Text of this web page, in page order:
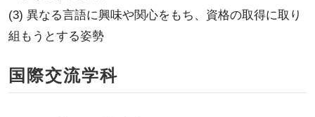
(3) 異なる言語に興味や関心をもち、資格の取得に取り
組もうとする姿勢
国際交流学科